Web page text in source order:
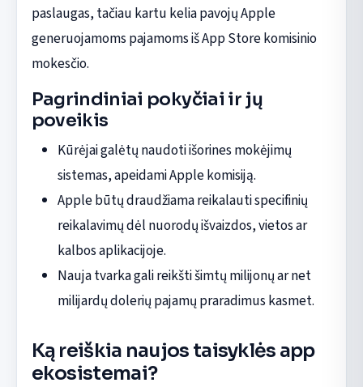
paslaugas, tačiau kartu kelia pavojų Apple
generuojamoms pajamoms iš App Store komisinio
mokesčio.
Pagrindiniai pokyčiai ir jų
poveikis
Kūrėjai galėtų naudoti išorines mokėjimų
sistemas, apeidami Apple komisiją.
Apple būtų draudžiama reikalauti specifinių
reikalavimų dėl nuorodų išvaizdos, vietos ar
kalbos aplikacijoje.
Nauja tvarka gali reikšti šimtų milijonų ar net
milijardų dolerių pajamų praradimus kasmet.
Ką reiškia naujos taisyklės app
ekosistemai?